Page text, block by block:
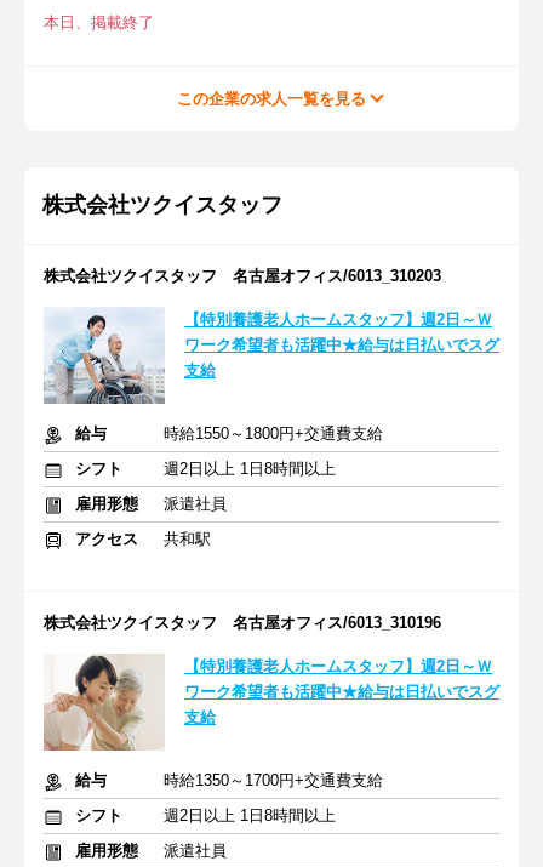
本日、掲載終了
この企業の求人一覧を見る
株式会社ツクイスタッフ
株式会社ツクイスタッフ 名古屋オフィス/6013_310203
【特別養護老人ホームスタッフ】週2日～Ｗ
ワーク希望者も活躍中★給与は日払いでスグ
支給
給与
時給1550～1800円+交通費支給
シフト
週2日以上 1日8時間以上
雇用形態
派遣社員
アクセス
共和駅
株式会社ツクイスタッフ 名古屋オフィス/6013_310196
【特別養護老人ホームスタッフ】週2日～Ｗ
ワーク希望者も活躍中★給与は日払いでスグ
支給
給与
時給1350～1700円+交通費支給
シフト
週2日以上 1日8時間以上
雇用形態
派遣社員